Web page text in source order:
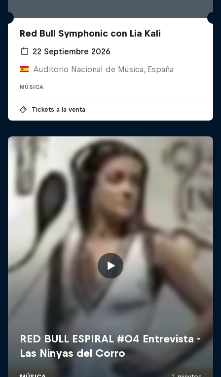
Red Bull Symphonic con Lia Kali
22 Septiembre 2026
Auditorio Nacional de Música, España
MÚSICA
Tickets a la venta